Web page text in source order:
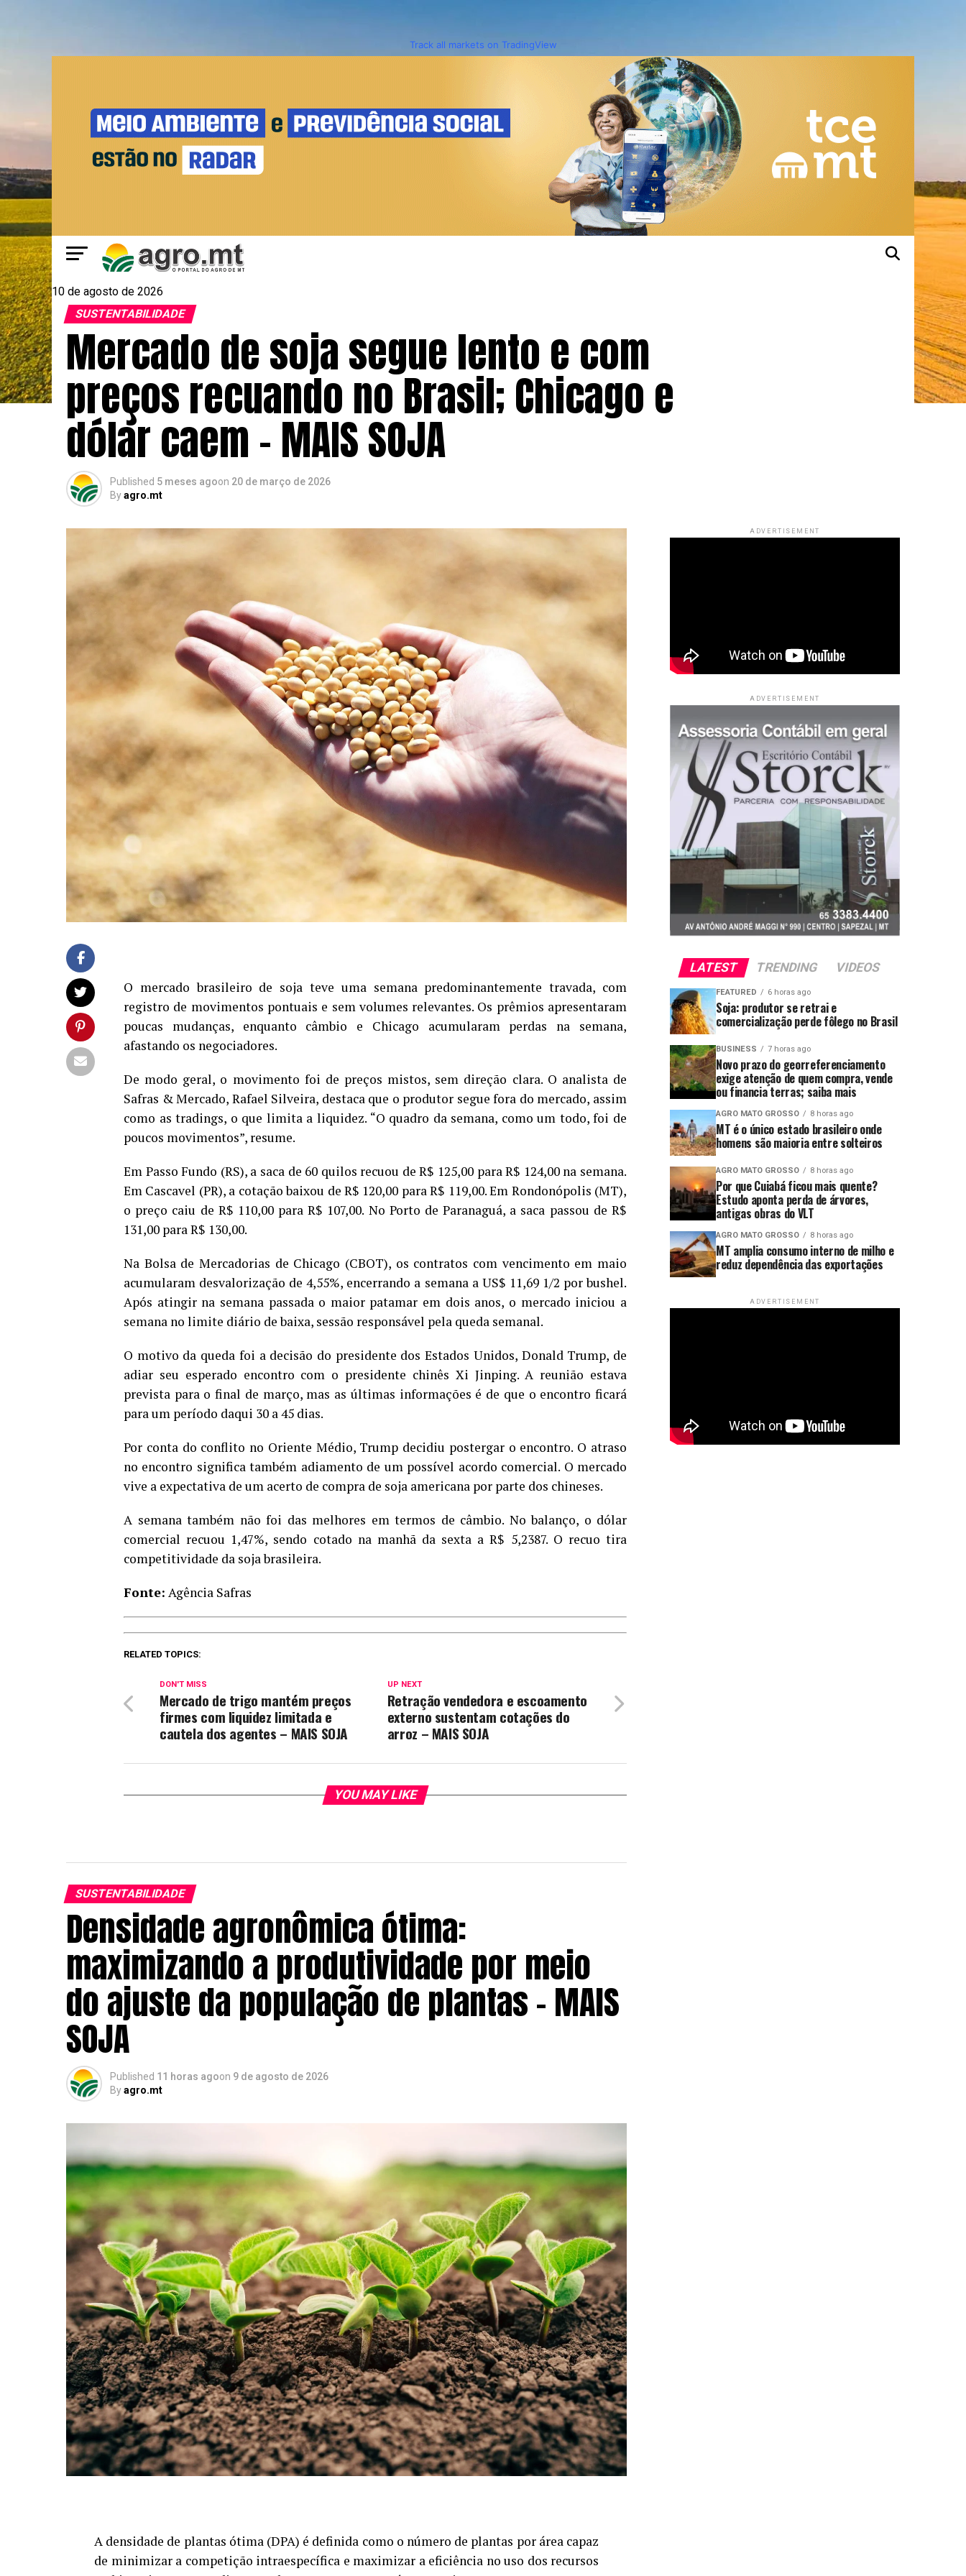
Track all markets on TradingView
10 de agosto de 2026
SUSTENTABILIDADE
Mercado de soja segue lento e com
preços recuando no Brasil; Chicago e
dólar caem – MAIS SOJA
Published 5 meses agoon 20 de março de 2026
Byagro.mt
O mercado brasileiro de soja teve uma semana predominantemente travada, com
registro de movimentos pontuais e sem volumes relevantes. Os prêmios apresentaram
poucas mudanças, enquanto câmbio e Chicago acumularam perdas na semana,
afastando os negociadores.
De modo geral, o movimento foi de preços mistos, sem direção clara. O analista de
Safras & Mercado, Rafael Silveira, destaca que o produtor segue fora do mercado, assim
como as tradings, o que limita a liquidez. “O quadro da semana, como um todo, foi de
poucos movimentos”, resume.
Em Passo Fundo (RS), a saca de 60 quilos recuou de R$ 125,00 para R$ 124,00 na semana.
Em Cascavel (PR), a cotação baixou de R$ 120,00 para R$ 119,00. Em Rondonópolis (MT),
o preço caiu de R$ 110,00 para R$ 107,00. No Porto de Paranaguá, a saca passou de R$
131,00 para R$ 130,00.
Na Bolsa de Mercadorias de Chicago (CBOT), os contratos com vencimento em maio
acumularam desvalorização de 4,55%, encerrando a semana a US$ 11,69 1/2 por bushel.
Após atingir na semana passada o maior patamar em dois anos, o mercado iniciou a
semana no limite diário de baixa, sessão responsável pela queda semanal.
O motivo da queda foi a decisão do presidente dos Estados Unidos, Donald Trump, de
adiar seu esperado encontro com o presidente chinês Xi Jinping. A reunião estava
prevista para o final de março, mas as últimas informações é de que o encontro ficará
para um período daqui 30 a 45 dias.
Por conta do conflito no Oriente Médio, Trump decidiu postergar o encontro. O atraso
no encontro significa também adiamento de um possível acordo comercial. O mercado
vive a expectativa de um acerto de compra de soja americana por parte dos chineses.
A semana também não foi das melhores em termos de câmbio. No balanço, o dólar
comercial recuou 1,47%, sendo cotado na manhã da sexta a R$ 5,2387. O recuo tira
competitividade da soja brasileira.
Fonte: Agência Safras
RELATED TOPICS:
UP NEXT
Retração vendedora e escoamento
externo sustentam cotações do
arroz – MAIS SOJA
DON'T MISS
Mercado de trigo mantém preços
firmes com liquidez limitada e
cautela dos agentes – MAIS SOJA
YOU MAY LIKE
SUSTENTABILIDADE
Densidade agronômica ótima:
maximizando a produtividade por meio
do ajuste da população de plantas – MAIS
SOJA
Published 11 horas agoon 9 de agosto de 2026
Byagro.mt
A densidade de plantas ótima (DPA) é definida como o número de plantas por área capaz
de minimizar a competição intraespecífica e maximizar a eficiência no uso dos recursos
ADVERTISEMENT
ADVERTISEMENT
LATEST TRENDING VIDEOS
FEATURED 6 horas ago
Soja: produtor se retrai e
comercialização perde fôlego no Brasil
BUSINESS 7 horas ago
Novo prazo do georreferenciamento
exige atenção de quem compra, vende
ou financia terras; saiba mais
AGRO MATO GROSSO 8 horas ago
MT é o único estado brasileiro onde
homens são maioria entre solteiros
AGRO MATO GROSSO 8 horas ago
Por que Cuiabá ficou mais quente?
Estudo aponta perda de árvores,
antigas obras do VLT
AGRO MATO GROSSO 8 horas ago
MT amplia consumo interno de milho e
reduz dependência das exportações
ADVERTISEMENT